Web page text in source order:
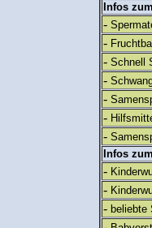
Infos
-
-
- Schnell
-
-
-
-
Infos
-
-
- beliebte